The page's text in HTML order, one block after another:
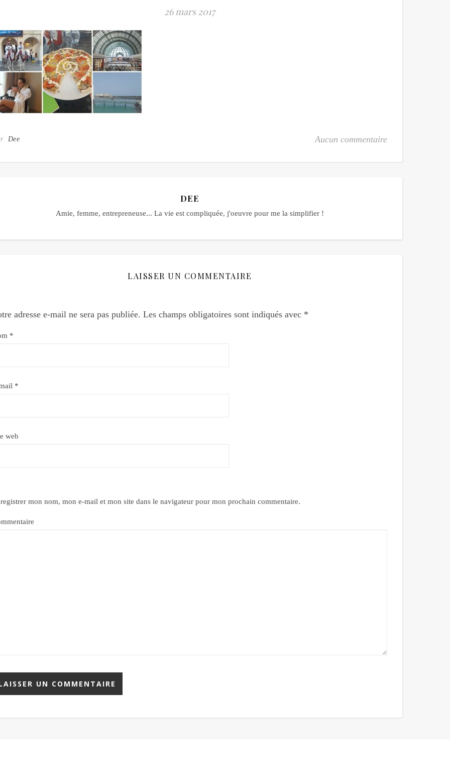
26 mars 2017
Dee Aucun commentaire
DEE
Amie, femme, entrepreneuse... La vie est compliquée, j'oeuvre pour me la simplifier !
LAISSER UN COMMENTAIRE
adresse e-mail ne sera pas publiée. Les champs obligatoires sont indiqués avec *
*
*
web
mon nom, mon e-mail et mon site dans le navigateur pour mon prochain commentaire.